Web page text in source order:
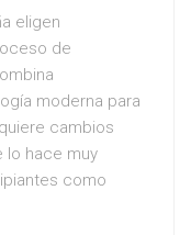
eligen
de
moderna para
cambios
lo hace muy
como